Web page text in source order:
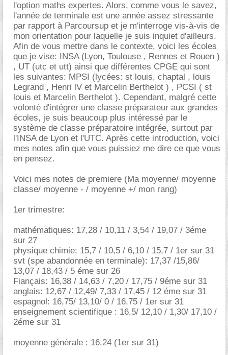
l'option maths expertes. Alors, comme vous le savez,
l'année de terminale est une année assez stressante
par rapport à Parcoursup et je m'interroge vis-à-vis de
mon orientation pour laquelle je suis inquiet d'ailleurs.
Afin de vous mettre dans le contexte, voici les écoles
que je vise: INSA (Lyon, Toulouse , Rennes et Rouen )
, UT (utc et utt) ainsi que différentes CPGE qui sont
les suivantes: MPSI (lycées: st louis, chaptal , louis
Legrand , Henri lV et Marcelin Berthelot ) , PCSI ( st
louis et Marcelin Berthelot ). Cependant, malgré cette
volonté d'intégrer une classe préparateur aux grandes
écoles, je suis beaucoup plus intéressé par le
système de classe préparatoire intégrée, surtout par
l'INSA de Lyon et l'UTC. Après cette introduction, voici
mes notes afin que vous puissiez me dire ce que vous
en pensez.
Voici mes notes de premiere (Ma moyenne/ moyenne
classe/ moyenne - / moyenne +/ mon rang)
1er trimestre:
mathématiques: 17,28 / 10,11 / 3,54 / 19,07 / 3éme
sur 27
physique chimie: 15,7 / 10,5 / 6,10 / 15,7 / 1er sur 31
svt (spe abandonnée en terminale): 17,37 /15,86/
13,07 / 18,43 / 5 éme sur 26
Fiançais: 16,38 / 14,63 / 7,20 / 17,75 / 9éme sur 31
anglais: 12,67 / 12,49/ 7,33 / 17,45 / 12 éme sur 31
espagnol: 16,75/ 13,10/ 0 / 16,75 / 1er sur 31
enseignement scientifique : 16,5/ 12,10 / 1,30/ 17,10 /
2éme sur 31
moyenne générale : 16,24 (1er sur 31)